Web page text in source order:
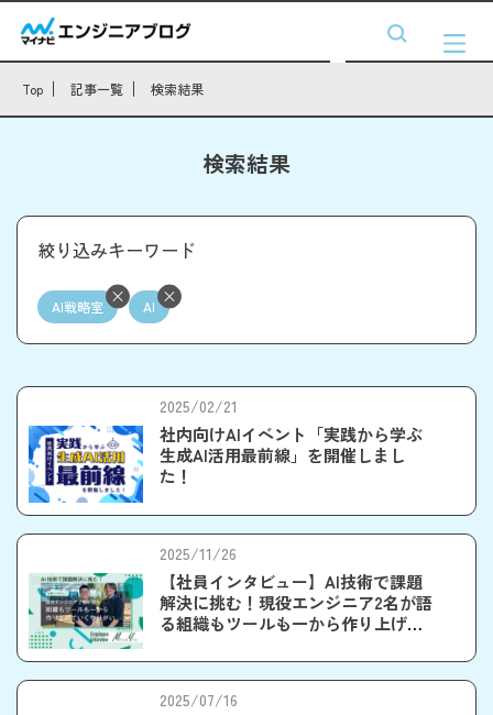
Top 記事一覧 検索結果
検索結果
絞り込みキーワード
AI戦略室 AI
2025/02/21
社内向けAIイベント「実践から学ぶ
生成AI活用最前線」を開催しまし
た！
2025/11/26
【社員インタビュー】AI技術で課題
解決に挑む！現役エンジニア2名が語
る組織もツールも一から作り上げて
2025/07/16